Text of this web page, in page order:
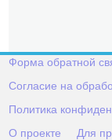
Форма обратной
Согласие на
Политика
О проекте
Для